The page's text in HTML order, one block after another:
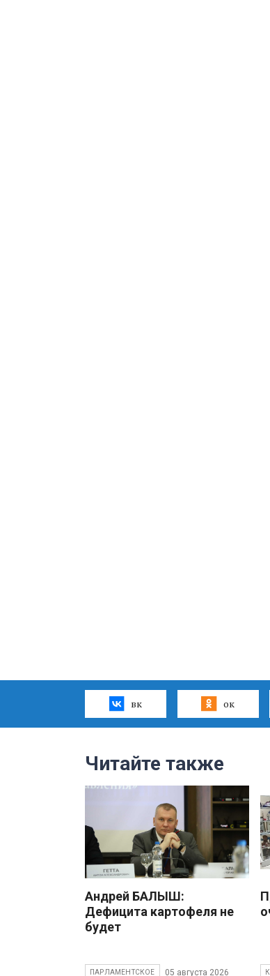
вк ок
Читайте также
Андрей БАЛЫШ:
Дефицита картофеля не
будет
ПАРЛАМЕНТСКОЕ 05 августа 2026